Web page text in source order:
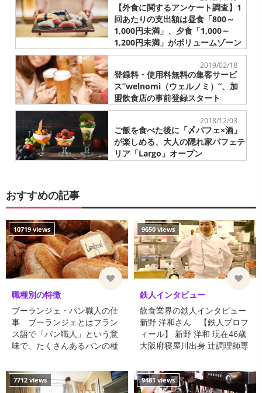
【外食に関するアンケート調査】1
回あたりの支出額は昼食「800～
1,000円未満」、夕食「1,000～
1,200円未満」がボリュームゾーン
2019/02/18
登録料・使用料無料の集客サービ
ス”welnomi（ウェルノミ）”、加
盟飲食店の事前登録スタート
2018/12/03
ご飯を食べた後に「〆パフェ×酒」
が楽しめる、大人の隠れ家パフェテ
リア「Largo」オープン
おすすめの記事
10719 views
職種別の特徴
ブーランジェ・パン職人の仕
事 ブーランジェとはフラン
ス語で「パン職人」という意
味で、たくさんあるパンの種
らに気温や湿度によっ ...
9650 views
鉄人インタビュー
飲食業界の鉄人インタビュー
新野 洋和さん 【鉄人プロフ
ィール】 新野 洋和 現在46歳
大阪府寝屋川出身 辻調理師専
キングレストランシ ...
7712 views 9481 views